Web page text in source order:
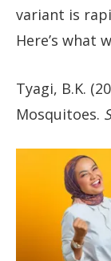
variant is
Here’s what
Tyagi, B.K.
Mosquitoes.